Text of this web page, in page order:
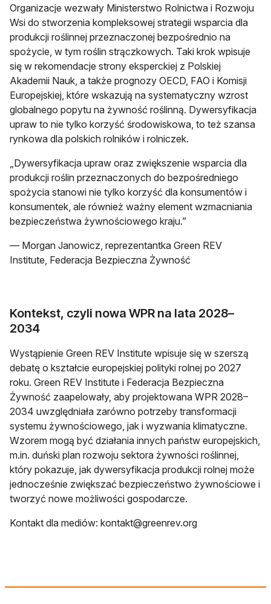
Organizacje wezwały Ministerstwo Rolnictwa i Rozwoju
Wsi do stworzenia kompleksowej strategii wsparcia dla
produkcji roślinnej przeznaczonej bezpośrednio na
spożycie, w tym roślin strączkowych. Taki krok wpisuje
się w rekomendacje strony eksperckiej z Polskiej
Akademii Nauk, a także prognozy OECD, FAO i Komisji
Europejskiej, które wskazują na systematyczny wzrost
globalnego popytu na żywność roślinną. Dywersyfikacja
upraw to nie tylko korzyść środowiskowa, to też szansa
rynkowa dla polskich rolników i rolniczek.
„Dywersyfikacja upraw oraz zwiększenie wsparcia dla
produkcji roślin przeznaczonych do bezpośredniego
spożycia stanowi nie tylko korzyść dla konsumentów i
konsumentek, ale również ważny element wzmacniania
bezpieczeństwa żywnościowego kraju.”
— Morgan Janowicz, reprezentantka Green REV
Institute, Federacja Bezpieczna Żywność
Kontekst, czyli nowa WPR na lata 2028–
2034
Wystąpienie Green REV Institute wpisuje się w szerszą
debatę o kształcie europejskiej polityki rolnej po 2027
roku. Green REV Institute i Federacja Bezpieczna
Żywność zaapelowały, aby projektowana WPR 2028–
2034 uwzględniała zarówno potrzeby transformacji
systemu żywnościowego, jak i wyzwania klimatyczne.
Wzorem mogą być działania innych państw europejskich,
m.in. duński plan rozwoju sektora żywności roślinnej,
który pokazuje, jak dywersyfikacja produkcji rolnej może
jednocześnie zwiększać bezpieczeństwo żywnościowe i
tworzyć nowe możliwości gospodarcze.
Kontakt dla mediów: kontakt@greenrev.org